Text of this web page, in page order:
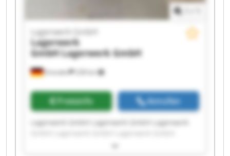
Dresden 228 km
Lagerwerk GmbH
Lagerwerk
GmbHLagerwerk GmbH
Preisinfo Anrufen
Lagerwerk GmbH Lagerwerk GmbH Lagerwerk
Lagerwerk GmbH Lagerwerk GmbH Lagerwerk